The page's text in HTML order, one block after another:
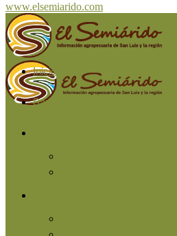
www.elsemiarido.com
Inicio
San Luis